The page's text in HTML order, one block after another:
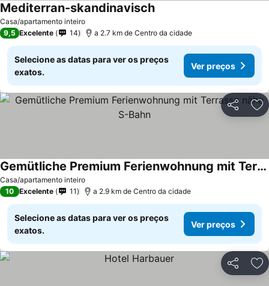
Casa/apartamento inteiro
Mediterran-skandinavisch
9,5 Excelente 14 a 2.7 km de Centro da cidade
Selecione as datas para ver os preços
exatos.
Ver preços
Partilhar
Casa/apartamento inteiro
Gemütliche Premium Ferienwohnung mit Terrasse nähe S-Bahn
10 Excelente 11 a 2.9 km de Centro da cidade
Selecione as datas para ver os preços
exatos.
Ver preços
Partilhar